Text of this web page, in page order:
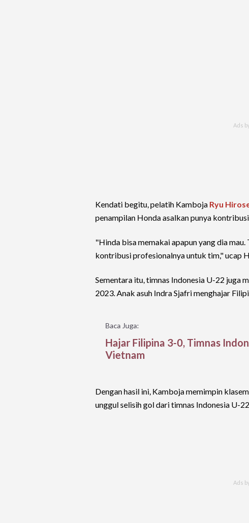
Kendati begitu, pelatih Kamboja Ryu
penampilan Honda asalkan punya
"Hinda bisa memakai apapun yang dia
kontribusi profesionalnya untuk tim," ucap
Sementara itu, timnas Indonesia U-22 juga
2023. Anak asuh Indra Sjafri menghajar
Baca Juga:
Hajar Filipina 3-0, Timnas
Vietnam
Dengan hasil ini, Kamboja memimpin
unggul selisih gol dari timnas Indonesia U-